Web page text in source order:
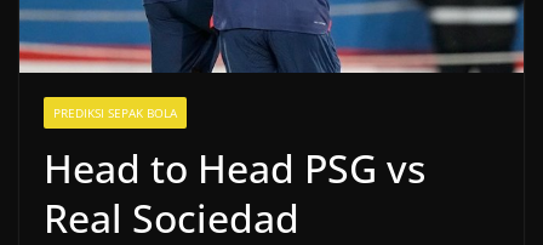
PREDIKSI SEPAK BOLA
Head to Head PSG vs
Real Sociedad